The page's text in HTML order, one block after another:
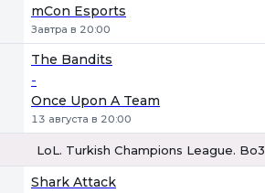
mCon Esports
Завтра в 20:00
The Bandits
-
Once Upon A Team
13 августа в 20:00
LoL. Turkish Champions League. Bo3
Shark Attack